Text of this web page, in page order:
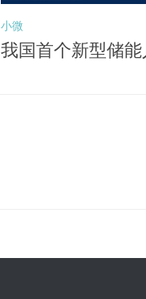
小微
我国首个新型储